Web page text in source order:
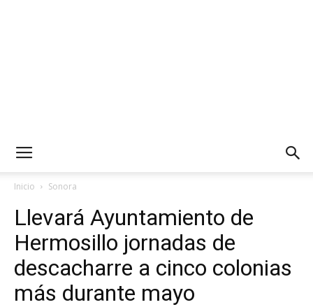
Inicio Sonora
Llevará Ayuntamiento de
Hermosillo jornadas de
descacharre a cinco colonias
más durante mayo